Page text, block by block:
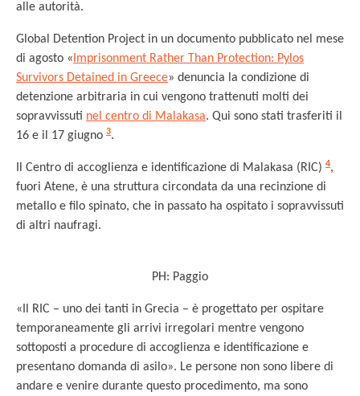
alle autorità.
Global Detention Project in un documento pubblicato nel mese
di agosto « Imprisonment Rather Than Protection: Pylos
Survivors Detained in Greece» denuncia la condizione di
detenzione arbitraria in cui vengono trattenuti molti dei
sopravvissuti nel centro di Malakasa. Qui sono stati trasferiti il
16 e il 17 giugno 3.
Il Centro di accoglienza e identificazione di Malakasa (RIC) 4,
fuori Atene, è una struttura circondata da una recinzione di
metallo e filo spinato, che in passato ha ospitato i sopravvissuti
di altri naufragi.
PH: Paggio
«Il RIC – uno dei tanti in Grecia – è progettato per ospitare
temporaneamente gli arrivi irregolari mentre vengono
sottoposti a procedure di accoglienza e identificazione e
presentano domanda di asilo». Le persone non sono libere di
andare e venire durante questo procedimento, ma sono